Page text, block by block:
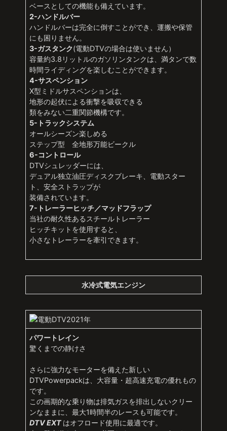
ベースとしての機能も備えています。
2-ハンドルバー
ハンドルバーは完全に倒すことができ、運搬や保管
にも困りません。
3-ガスタンク(電動DTVの場合は使いません）
容量約3.8リットルのガソリンタンクは、満タンで数
時間ライディングを楽しむことができます。
4-サスペンション
X型ミドルサスペンションは、
地形の起伏による衝撃を吸収できる
類をみない二重関節機構です。
5-トラックシステム
オールシーズン楽しめる
ステップ型 全地形万能ビークル
6-コントロール
DTVシュレッダーには、
デュアル独立油圧ディスクブレーキ、電動スター
ト、安全ストラップが
装備されています。
7-トレーラーヒッチ／マッドフラップ
当社の耐久性あるスチールトレーラー
ヒッチキットを使用すると、
小さなトレーラーを牽引できます。
水冷式電気エンジン
パワートレイン
驚くまでの静けさ
さらに強力なモーターを備えた新しい
DTVPowerpackは、大容量・超高速充電の優れもの
です。
この画期的な乗り物は排気ガスを排出しないクリー
ンなままに、最大1時間半のレースも可能です。
DTV EXT はオフロード使用に最適です。